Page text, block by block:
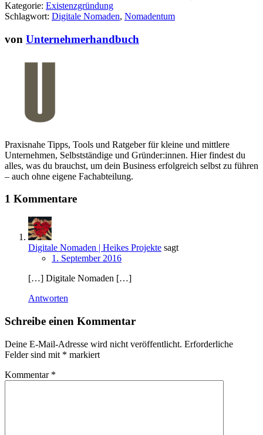
Kategorie: Existenzgründung
Schlagwort: Digitale Nomaden, Nomadentum
von Unternehmerhandbuch
Praxisnahe Tipps, Tools und Ratgeber für kleine und mittlere
Unternehmen, Selbstständige und Gründer:innen. Hier findest du
alles, was du brauchst, um dein Business erfolgreich selbst zu führen
– auch ohne eigene Fachabteilung.
1 Kommentare
Digitale Nomaden | Heikes Projekte sagt
1. September 2016
[…] Digitale Nomaden […]
Antworten
Schreibe einen Kommentar
Deine E-Mail-Adresse wird nicht veröffentlicht. Erforderliche
Felder sind mit * markiert
Kommentar *